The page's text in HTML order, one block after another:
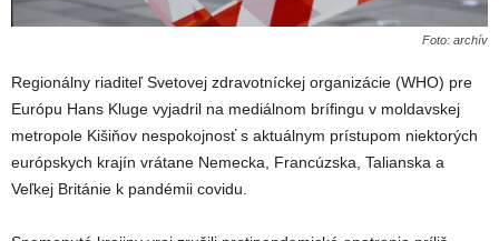
Foto: archív
Regionálny riaditeľ Svetovej zdravotníckej organizácie (WHO) pre
Európu Hans Kluge vyjadril na mediálnom brífingu v moldavskej
metropole Kišiňov nespokojnosť s aktuálnym prístupom niektorých
európskych krajín vrátane Nemecka, Francúzska, Talianska a
Veľkej Británie k pandémii covidu.